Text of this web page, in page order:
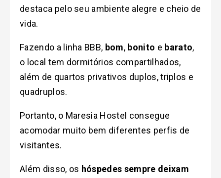
destaca pelo seu ambiente alegre e cheio de
vida.
Fazendo a linha BBB, bom, bonito e barato,
o local tem dormitórios compartilhados,
além de quartos privativos duplos, triplos e
quadruplos.
Portanto, o Maresia Hostel consegue
acomodar muito bem diferentes perfis de
visitantes.
Além disso, os hóspedes sempre deixam